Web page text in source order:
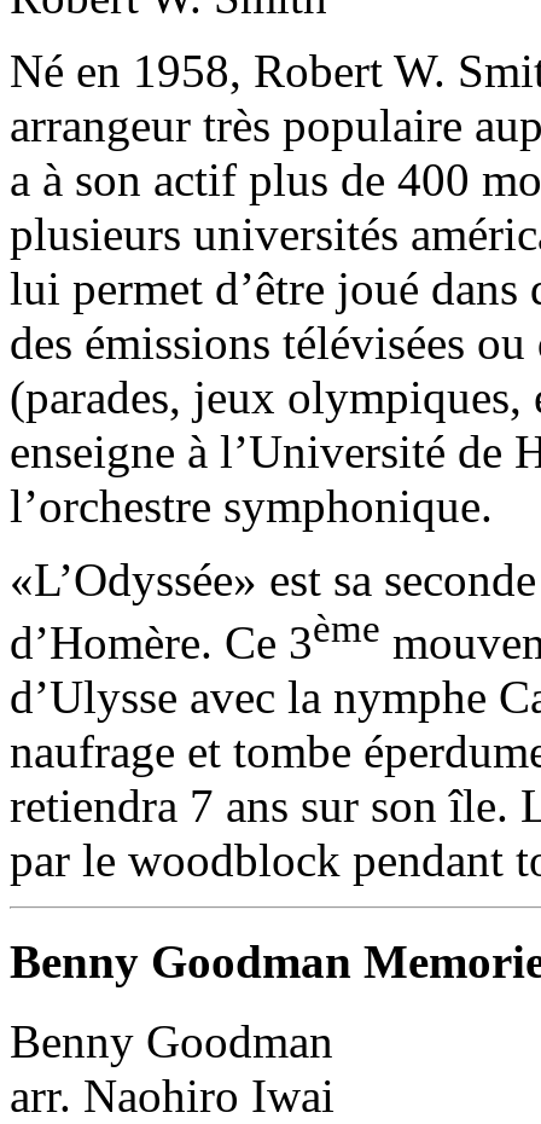
Né en 1958, Robert W.
arrangeur très populaire
a à son actif plus de 400
plusieurs universités
lui permet d’être joué
des émissions télévisées
(parades, jeux
enseigne à l’Université
l’orchestre symphonique.
«L’Odyssée» est sa
d’Homère. Ce 3ème
d’Ulysse avec la nymphe
naufrage et tombe
retiendra 7 ans sur son île.
par le woodblock pendant
Benny Goodman
Benny Goodman
arr. Naohiro Iwai